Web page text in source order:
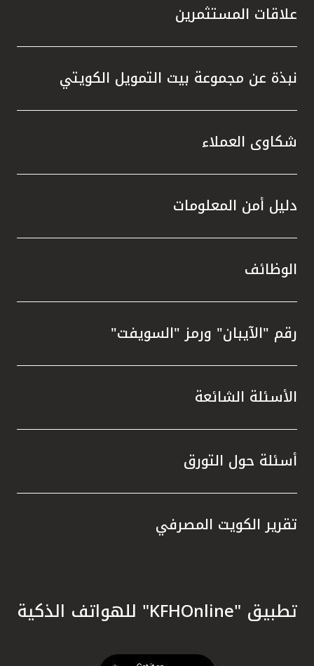
علاقات المستثمرين
نبذة عن مجموعة بيت التمويل الكويتي
شكاوى العملاء
دليل أمن المعلومات
الوظائف
رقم "الآيبان" ورمز "السويفت"
الأسئلة الشائعة
أسئلة حول التورق
تقرير الكويت المصرفي
تطبيق "KFHOnline" للهواتف الذكية